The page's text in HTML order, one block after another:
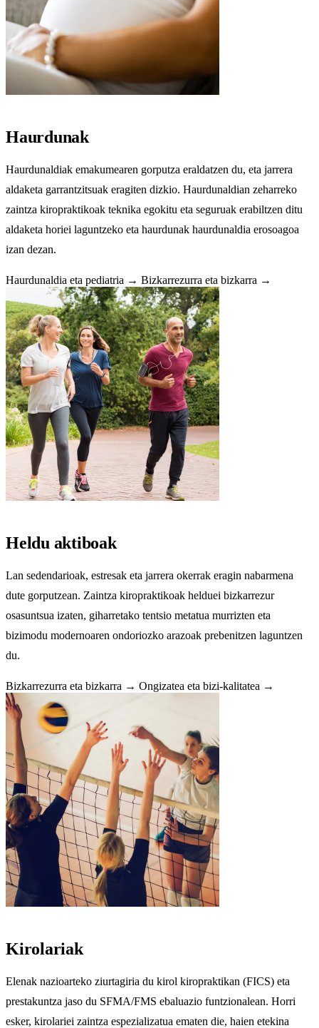
Haurdunak
Haurdunaldiak emakumearen gorputza eraldatzen du, eta jarrera
aldaketa garrantzitsuak eragiten dizkio. Haurdunaldian zeharreko
zaintza kiropraktikoak teknika egokitu eta seguruak erabiltzen ditu
aldaketa horiei laguntzeko eta haurdunak haurdunaldia erosoagoa
izan dezan.
Haurdunaldia eta pediatria → Bizkarrezurra eta bizkarra →
Heldu aktiboak
Lan sedendarioak, estresak eta jarrera okerrak eragin nabarmena
dute gorputzean. Zaintza kiropraktikoak helduei bizkarrezur
osasuntsua izaten, giharretako tentsio metatua murrizten eta
bizimodu modernoaren ondoriozko arazoak prebenitzen laguntzen
du.
Bizkarrezurra eta bizkarra → Ongizatea eta bizi-kalitatea →
Kirolariak
Elenak nazioarteko ziurtagiria du kirol kiropraktikan (FICS) eta
prestakuntza jaso du SFMA/FMS ebaluazio funtzionalean. Horri
esker, kirolariei zaintza espezializatua ematen die, haien etekina